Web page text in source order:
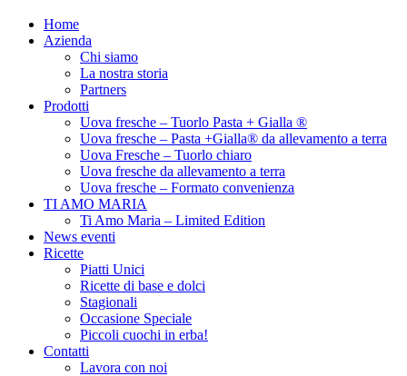
Skip
Home
Azienda
Chi siamo
La nostra storia
Partners
Prodotti
Uova fresche – Tuorlo Pasta + Gialla ®
Uova fresche – Pasta +Gialla® da allevamento a terra
Uova Fresche – Tuorlo chiaro
Uova fresche da allevamento a terra
Uova fresche – Formato convenienza
TI AMO MARIA
Ti Amo Maria – Limited Edition
News eventi
Ricette
Piatti Unici
Ricette di base e dolci
Stagionali
Occasione Speciale
Piccoli cuochi in erba!
Contatti
Lavora con noi